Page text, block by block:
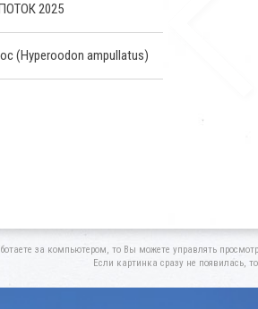
2025
(Hyperoodon ampullatus)
за компьютером, то Вы можете управлять
Если картинка сразу не появилась,